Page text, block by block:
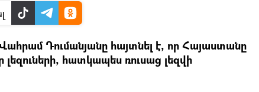
Դումանյանը հայտնել է, որ Հայաստանը
լեզուների, հատկապես ռուսաց լեզվի